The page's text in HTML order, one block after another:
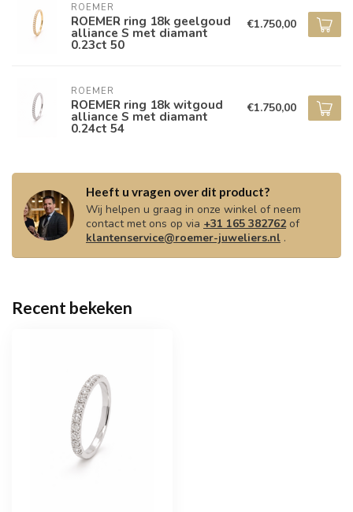
ROEMER
ROEMER ring 18k geelgoud
alliance S met diamant
0.23ct 50
€1.750,00
ROEMER
ROEMER ring 18k witgoud
alliance S met diamant
0.24ct 54
€1.750,00
Heeft u vragen over dit product?
Wij helpen u graag in onze winkel of neem
contact met ons op via +31 165 382762of
klantenservice@roemer-juweliers.nl .
Recent bekeken